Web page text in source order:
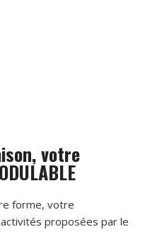
votre
forme, votre
proposées par le